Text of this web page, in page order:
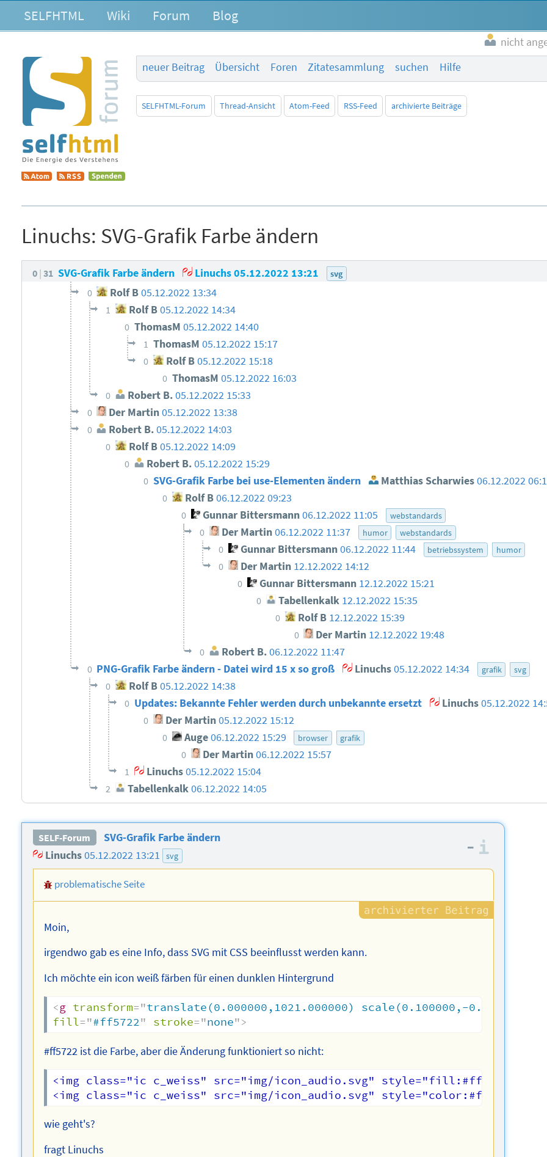
SELFHTML Wiki Forum Blog
nicht
neuer Beitrag
Übersicht Foren Zitatesammlung suchen Hilfe
SELFHTML-Forum Thread-Ansicht Atom-Feed RSS-Feed archivierte Beiträge
Linuchs: SVG-Grafik Farbe ändern
0 31 SVG-Grafik Farbe ändern Linuchs05.12.2022 13:21 svg
0 Rolf B05.12.2022 13:34
1 Rolf B05.12.2022 14:34
0 ThomasM05.12.2022 14:40
1 ThomasM 05.12.2022 15:17
0 Rolf B 05.12.2022 15:18
0 ThomasM 05.12.2022 16:03
0 Robert B.05.12.2022 15:33
0 Der Martin05.12.2022 13:38
0 Robert B.05.12.2022 14:03
0 Rolf B05.12.2022 14:09
0 Robert B.05.12.2022 15:29
0 SVG-Grafik Farbe bei use-Elementen ändern Matthias Scharwies 06.12.2022
0 Rolf B06.12.2022 09:23
0 Gunnar Bittersmann06.12.2022 11:05 webstandards
0 Der Martin06.12.2022 11:37 humor webstandards
0 Gunnar Bittersmann06.12.2022 11:44 betriebssystem humor
0 Der Martin 12.12.2022 14:12
0 Gunnar Bittersmann 12.12.2022 15:21
0 Tabellenkalk 12.12.2022 15:35
0 Rolf B 12.12.2022 15:39
0 Der Martin 12.12.2022 19:48
0 Robert B.06.12.2022 11:47
0 PNG-Grafik Farbe ändern - Datei wird 15 x so groß Linuchs05.12.2022 14:34 grafik svg
0 Rolf B05.12.2022 14:38
0 Updates: Bekannte Fehler werden durch unbekannte ersetzt Linuchs05.12.2022
0 Der Martin05.12.2022 15:12
0 Auge 06.12.2022 15:29 browser grafik
0 Der Martin06.12.2022 15:57
1 Linuchs05.12.2022 15:04
2 Tabellenkalk06.12.2022 14:05
SELF-Forum
SVG-Grafik Farbe ändern
Linuchs05.12.2022 13:21 svg
–
problematische Seite
Moin,
irgendwo gab es eine Info, dass SVG mit CSS beeinflusst werden kann.
Ich möchte ein icon weiß färben für einen dunklen Hintergrund
<g transform="translate(0.000000,1021.000000) scale(0.100000,-0.100000)
fill="#ff5722" stroke="none">
#ff5722 ist die Farbe, aber die Änderung funktioniert so nicht:
<img class="ic c_weiss" src="img/icon_audio.svg" style="fill:#fff" />
wie geht's?
fragt Linuchs